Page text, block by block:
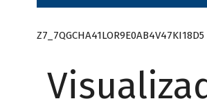
Z7_7QGCHA41LOR9E0AB4V47KI18D5